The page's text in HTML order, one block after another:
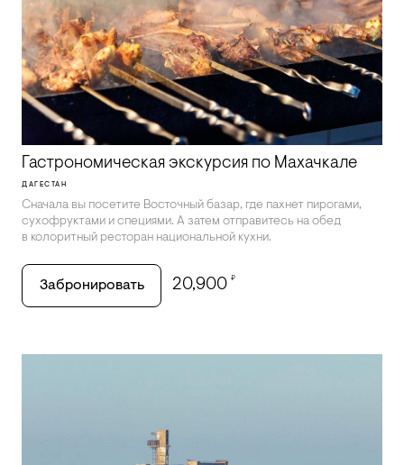
Гастрономическая экскурсия по Махачкале
ДАГЕСТАН
Сначала вы посетите Восточный базар, где пахнет пирогами,
сухофруктами и специями. А затем отправитесь на обед
в колоритный ресторан национальной кухни.
Забронировать 20,900 ₽